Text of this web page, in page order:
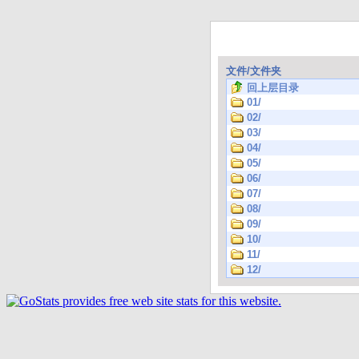
文件/文件夹
回上层目录
01/
02/
03/
04/
05/
06/
07/
08/
09/
10/
11/
12/